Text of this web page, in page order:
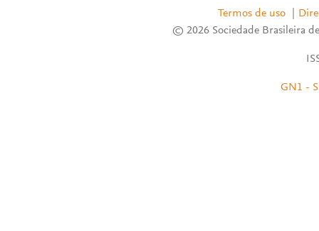
Termos de uso
© 2026 Sociedade Brasileira
GN1 -